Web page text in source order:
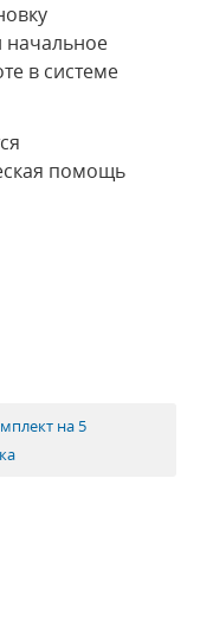
начальное
в системе
помощь
на 5